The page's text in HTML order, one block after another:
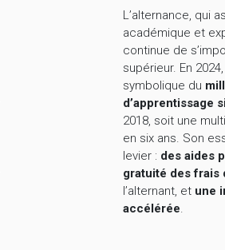
L’alternance, qui
académique et
continue de
supérieur. En
symbolique du
d’apprentissage
2018, soit une
en six ans. Son
levier : des aides
gratuité des frais
l’alternant, et une
accélérée.